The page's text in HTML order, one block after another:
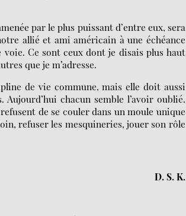
par le plus puissant d’entre eux, sera
allié et ami américain à une échéance
Ce sont ceux dont je disais plus haut
que je m’adresse.
de vie commune, mais elle doit aussi
chacun semble l’avoir oublié.
de se couler dans un moule unique
refuser les mesquineries, jouer son rôle
D. S. K.